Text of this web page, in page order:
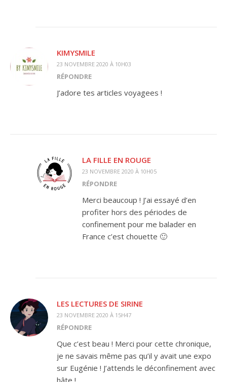
KIMYSMILE
23 NOVEMBRE 2020 À 10H03
RÉPONDRE
J’adore tes articles voyagees !
LA FILLE EN ROUGE
23 NOVEMBRE 2020 À 10H05
RÉPONDRE
Merci beaucoup ! J’ai essayé d’en
profiter hors des périodes de
confinement pour me balader en
France c’est chouette 🙂
LES LECTURES DE SIRINE
23 NOVEMBRE 2020 À 15H47
RÉPONDRE
Que c’est beau ! Merci pour cette chronique,
je ne savais même pas qu’il y avait une expo
sur Eugénie ! J’attends le déconfinement avec
hâte !